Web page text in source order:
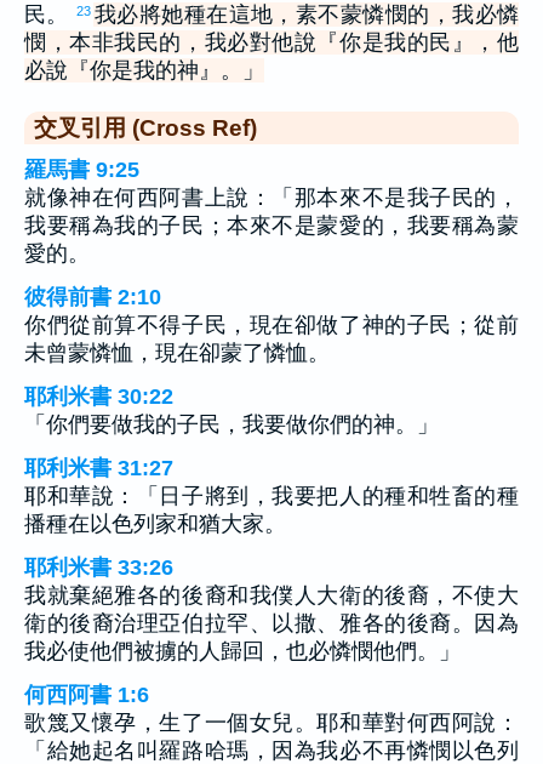
民。
23 我必將她種在這地，素不蒙憐憫的，我必憐
憫，本非我民的，我必對他說『你是我的民』，他
必說『你是我的神』。」
交叉引用 (Cross Ref)
羅馬書 9:25
就像神在何西阿書上說：「那本來不是我子民的，
我要稱為我的子民；本來不是蒙愛的，我要稱為蒙
愛的。
彼得前書 2:10
你們從前算不得子民，現在卻做了神的子民；從前
未曾蒙憐恤，現在卻蒙了憐恤。
耶利米書 30:22
「你們要做我的子民，我要做你們的神。」
耶利米書 31:27
耶和華說：「日子將到，我要把人的種和牲畜的種
播種在以色列家和猶大家。
耶利米書 33:26
我就棄絕雅各的後裔和我僕人大衛的後裔，不使大
衛的後裔治理亞伯拉罕、以撒、雅各的後裔。因為
我必使他們被擄的人歸回，也必憐憫他們。」
何西阿書 1:6
歌篾又懷孕，生了一個女兒。耶和華對何西阿說：
「給她起名叫羅路哈瑪，因為我必不再憐憫以色列